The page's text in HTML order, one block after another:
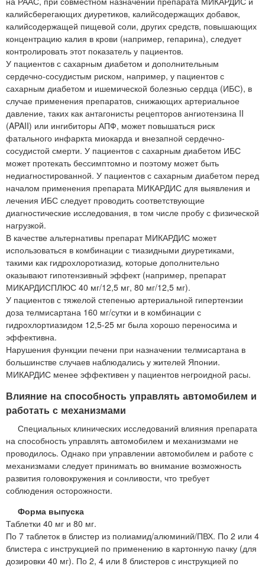
калийсберегающих диуретиков, калийсодержащих добавок,
калийсодержащей пищевой соли, других средств, повышающих
концентрацию калия в крови (например, гепарина), следует
контролировать этот показатель у пациентов.
У пациентов с сахарным диабетом и дополнительным
сердечно-сосудистым риском, например, у пациентов с
сахарным диабетом и ишемической болезнью сердца (ИБС), в
случае применения препаратов, снижающих артериальное
давление, таких как антагонисты рецепторов ангиотензина II
(APAII) или ингибиторы АПФ, может повышаться риск
фатального инфаркта миокарда и внезапной сердечно-
сосудистой смерти. У пациентов с сахарным диабетом ИБС
может протекать бессимптомно и поэтому может быть
недиагностированной. У пациентов с сахарным диабетом перед
началом применения препарата МИКАРДИС для выявления и
лечения ИБС следует проводить соответствующие
диагностические исследования, в том числе пробу с физической
нагрузкой.
В качестве альтернативы препарат МИКАРДИС может
использоваться в комбинации с тиазидными диуретиками,
такими как гидрохлоротиазид, которые дополнительно
оказывают гипотензивный эффект (например, препарат
МИКАРДИСПЛЮС 40 мг/12,5 мг, 80 мг/12,5 мг).
У пациентов с тяжелой степенью артериальной гипертензии
доза телмисартана 160 мг/сутки и в комбинации с
гидрохлортиазидом 12,5-25 мг была хорошо переносима и
эффективна.
Нарушения функции печени при назначении телмисартана в
большинстве случаев наблюдались у жителей Японии.
МИКАРДИС менее эффективен у пациентов негроидной расы.
Влияние на способность управлять автомобилем и
работать с механизмами
Специальных клинических исследований влияния препарата
на способность управлять автомобилем и механизмами не
проводилось. Однако при управлении автомобилем и работе с
механизмами следует принимать во внимание возможность
развития головокружения и сонливости, что требует
соблюдения осторожности.
Форма выпуска
Таблетки 40 мг и 80 мг.
По 7 таблеток в блистер из полиамид/алюминий/ПВХ. По 2 или 4
блистера с инструкцией по применению в картонную пачку (для
дозировки 40 мг). По 2, 4 или 8 блистеров с инструкцией по